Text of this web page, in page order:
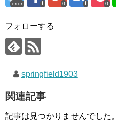
error 0 0
フォローする
springfield1903
関連記事
記事は見つかりませんでした。